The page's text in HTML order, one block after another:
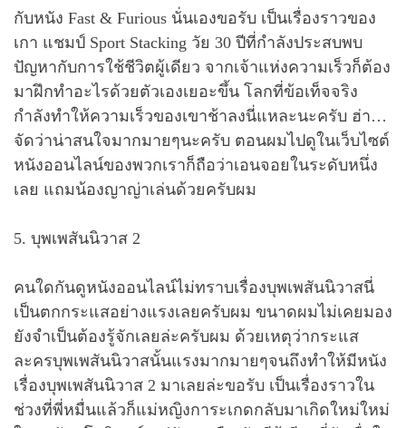
กับหนัง Fast & Furious นั่นเองขอรับ เป็นเรื่องราวของ
เกา แชมป์ Sport Stacking วัย 30 ปีที่กำลังประสบพบ
ปัญหากับการใช้ชีวิตผู้เดียว จากเจ้าแห่งความเร็วก็ต้อง
มาฝึกทำอะไรด้วยตัวเองเยอะขึ้น โลกที่ข้อเท็จจริง
กำลังทำให้ความเร็วของเขาช้าลงนี่แหละนะครับ ฮ่า…
จัดว่าน่าสนใจมากมายๆนะครับ ตอนผมไปดูในเว็บไซต์
หนังออนไลน์ของพวกเราก็ถือว่าเอนจอยในระดับหนึ่ง
เลย แถมน้องญาญ่าเล่นด้วยครับผม
5. บุพเพสันนิวาส 2
คนใดกันดูหนังออนไลน์ไม่ทราบเรื่องบุพเพสันนิวาสนี่
เป็นตกกระแสอย่างแรงเลยครับผม ขนาดผมไม่เคยมอง
ยังจำเป็นต้องรู้จักเลยล่ะครับผม ด้วยเหตุว่ากระแส
ละครบุพเพสันนิวาสนั้นแรงมากมายๆจนถึงทำให้มีหนัง
เรื่องบุพเพสันนิวาส 2 มาเลยล่ะขอรับ เป็นเรื่องราวใน
ช่วงที่พี่หมื่นแล้วก็แม่หญิงการะเกดกลับมาเกิดใหม่ใหม่